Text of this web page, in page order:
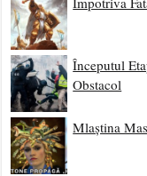
Începutul
Obstacol
Mlaștina